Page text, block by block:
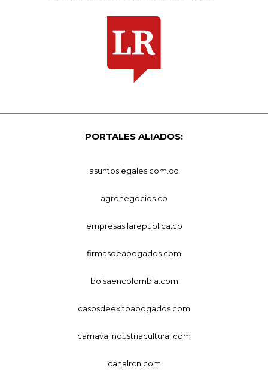
PORTALES ALIADOS:
asuntoslegales.com.co
agronegocios.co
empresas.larepublica.co
firmasdeabogados.com
bolsaencolombia.com
casosdeexitoabogados.com
carnavalindustriacultural.com
canalrcn.com